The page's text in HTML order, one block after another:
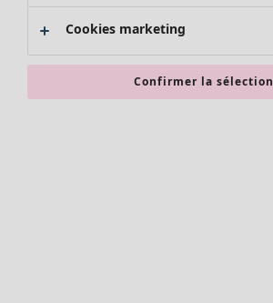
Les promos de Gudrun Sjödén
Nouvel arrivage
Bonnes affaires en soldes - jusqu'à -70
Cookies marketing
Confirmer la sélection